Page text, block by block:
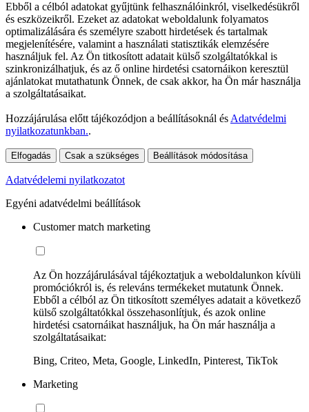
Ebből a célból adatokat gyűjtünk felhasználóinkról, viselkedésükről
és eszközeikről. Ezeket az adatokat weboldalunk folyamatos
optimalizálására és személyre szabott hirdetések és tartalmak
megjelenítésére, valamint a használati statisztikák elemzésére
használjuk fel. Az Ön titkosított adatait külső szolgáltatókkal is
szinkronizálhatjuk, és az ő online hirdetési csatornáikon keresztül
ajánlatokat mutathatunk Önnek, de csak akkor, ha Ön már használja
a szolgáltatásaikat.
Hozzájárulása előtt tájékozódjon a beállításoknál ésAdatvédelmi
nyilatkozatunkban..
Elfogadás Csak a szükséges Beállítások módosítása
Adatvédelemi nyilatkozatot
Egyéni adatvédelmi beállítások
Customer match marketing
Az Ön hozzájárulásával tájékoztatjuk a weboldalunkon kívüli
promóciókról is, és releváns termékeket mutatunk Önnek.
Ebből a célból az Ön titkosított személyes adatait a következő
külső szolgáltatókkal összehasonlítjuk, és azok online
hirdetési csatornáikat használjuk, ha Ön már használja a
szolgáltatásaikat:
Bing, Criteo, Meta, Google, LinkedIn, Pinterest, TikTok
Marketing